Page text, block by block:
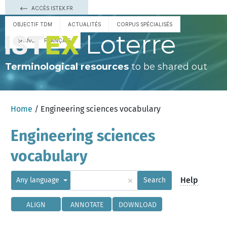
ACCÈS ISTEX.FR
OBJECTIF TDM ACTUALITÉS CORPUS SPÉCIALISÉS
ESPAÑOL FRANÇAIS Loterre
Terminological resourcesto be shared out
Home / Engineering sciences vocabulary
Engineering sciences
vocabulary
Any language × Search Help
ALIGN ANNOTATE DOWNLOAD